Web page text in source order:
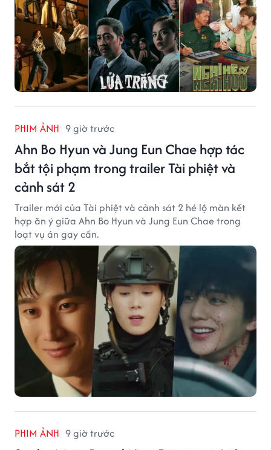
PHIM ẢNH 9 giờ trước
Ahn Bo Hyun và Jung Eun Chae hợp tác
bắt tội phạm trong trailer Tài phiệt và
cảnh sát 2
Trailer mới của Tài phiệt và cảnh sát 2 hé lộ màn kết
hợp ăn ý giữa Ahn Bo Hyun và Jung Eun Chae trong
loạt vụ án gay cấn.
PHIM ẢNH 9 giờ trước